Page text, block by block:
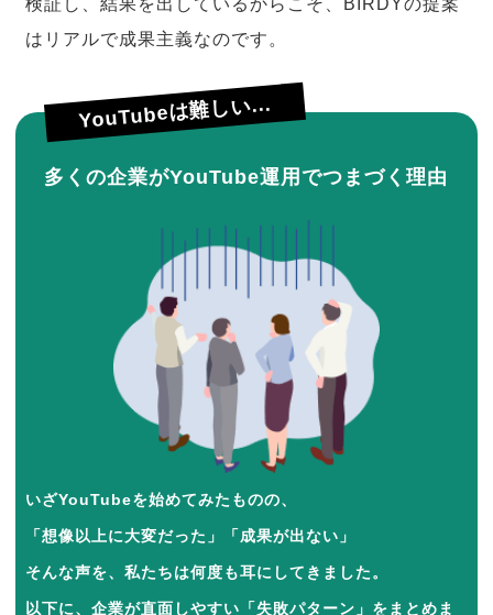
はリアルで成果主義なのです。
YouTubeは難しい...
多くの企業がYouTube運用でつまづく理由
いざYouTubeを始めてみたものの、
「想像以上に大変だった」「成果が出ない」
そんな声を、私たちは何度も耳にしてきました。
以下に、企業が直面しやすい「失敗パターン」をまとめま